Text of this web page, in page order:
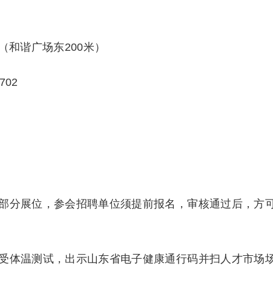
谐广场东200米）
展位，参会招聘单位须提前报名，审核通过后，方
温测试，出示山东省电子健康通行码并扫人才市场